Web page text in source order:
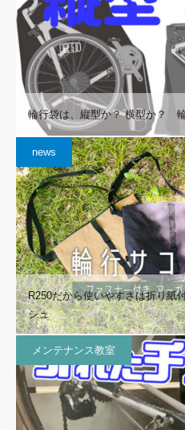
輪行袋は、縦型か？ 横型か？
news
R250だから使いやすさは折り紙
シュ
メンテナンス教室